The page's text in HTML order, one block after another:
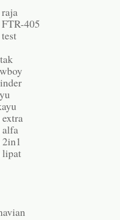
405
alfa
lipat